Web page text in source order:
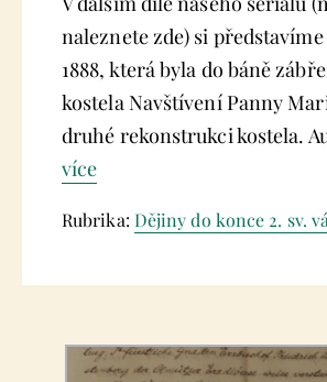
naleznete zde) si
1888, která byla do báně
kostela Navštívení Panny
druhé rekonstrukci kostela.
více
Rubrika: Dějiny do konce 2. sv.